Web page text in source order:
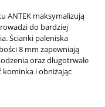
ANTEK maksymalizują
do bardziej
Ścianki paleniska
8 mm zapewniają
oraz długotrwałe
kominka i obniżając